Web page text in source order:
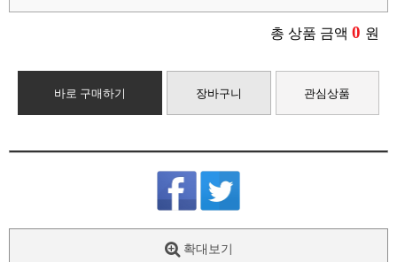
총 상품 금액 0 원
바로 구매하기 장바구니 관심상품
확대보기